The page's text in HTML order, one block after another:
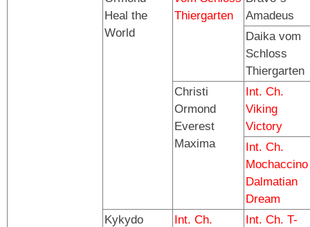
Heal the
World
Thiergarten
Amadeus
Daika vom
Schloss
Thiergarten
Christi
Ormond
Everest
Maxima
Int. Ch.
Viking
Victory
Int. Ch.
Mochaccino
Dalmatian
Dream
Kykydo
Int. Ch.
Int. Ch. T-